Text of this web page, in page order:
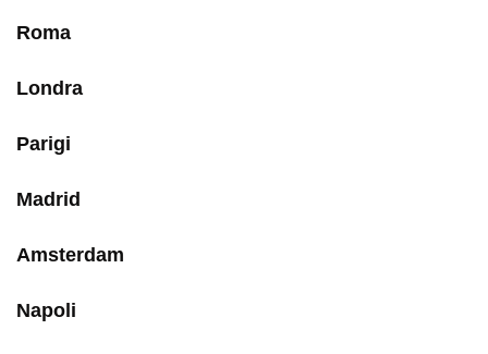
Roma
Londra
Parigi
Madrid
Amsterdam
Napoli